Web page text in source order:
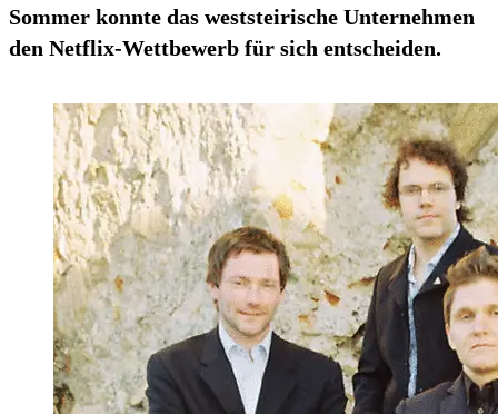
Sommer konnte das weststeirische Unternehmen
den Netflix-Wettbewerb für sich entscheiden.